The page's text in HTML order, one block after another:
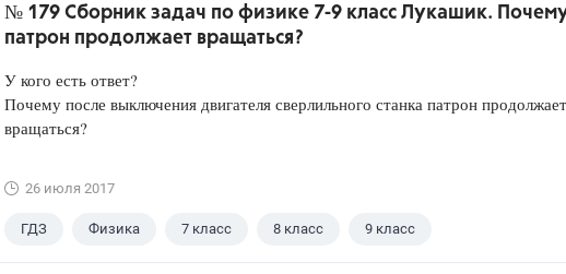
№ 179 Сборник задач по физике 7-9 класс Лукашик.
патрон продолжает вращаться?
У кого есть ответ?
Почему после выключения двигателя сверлильного станка патрон продолжает
вращаться?
26 июля 2017
ГДЗ Физика 7 класс 8 класс 9 класс